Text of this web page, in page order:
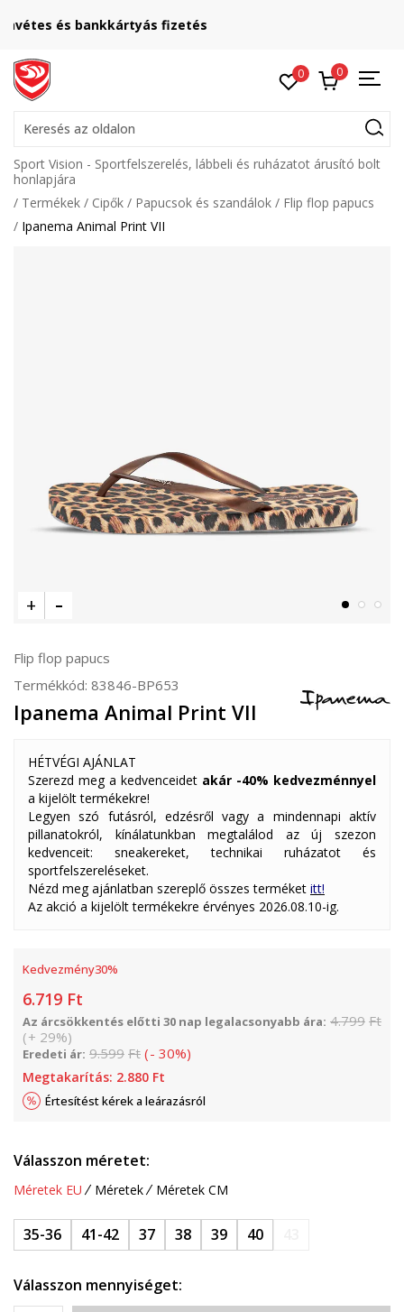
Lépj velünk kapcsolatba
online@sport-vision.hu
0 0
Keresés az oldalon
Sport Vision - Sportfelszerelés, lábbeli és ruházatot árusító bolt
honlapjára
Termékek
Cipők Papucsok és szandálok
Flip flop papucs
Ipanema Animal Print VII
Flip flop papucs
Termékkód: 83846-BP653
Ipanema Animal Print VII
HÉTVÉGI AJÁNLAT
Szerezd meg a kedvenceidet akár -40% kedvezménnyel
a kijelölt termékekre!
Legyen szó futásról, edzésről vagy a mindennapi aktív
pillanatokról, kínálatunkban megtalálod az új szezon
kedvenceit: sneakereket, technikai ruházatot és
sportfelszereléseket.
Nézd meg ajánlatban szereplő összes terméket itt!
Az akció a kijelölt termékekre érvényes 2026.08.10-ig.
Kedvezmény30%
6.719 Ft
Az árcsökkentés előtti 30 nap legalacsonyabb ára: 4.799 Ft
(+ 29%)
Eredeti ár: 9.599 Ft (- 30%)
Megtakarítás: 2.880 Ft
Értesítést kérek a leárazásról
Válasszon méretet:
Méretek EU Méretek Méretek CM
35-36 41-42 37 38 39 40
Válasszon mennyiséget: